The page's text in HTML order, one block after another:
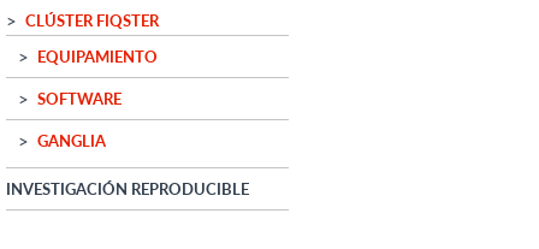
CLÚSTER FIQSTER
EQUIPAMIENTO
SOFTWARE
GANGLIA
INVESTIGACIÓN REPRODUCIBLE